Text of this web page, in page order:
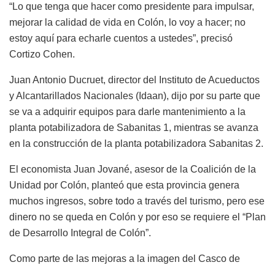
“Lo que tenga que hacer como presidente para impulsar,
mejorar la calidad de vida en Colón, lo voy a hacer; no
estoy aquí para echarle cuentos a ustedes”, precisó
Cortizo Cohen.
Juan Antonio Ducruet, director del Instituto de Acueductos
y Alcantarillados Nacionales (Idaan), dijo por su parte que
se va a adquirir equipos para darle mantenimiento a la
planta potabilizadora de Sabanitas 1, mientras se avanza
en la construcción de la planta potabilizadora Sabanitas 2.
El economista Juan Jované, asesor de la Coalición de la
Unidad por Colón, planteó que esta provincia genera
muchos ingresos, sobre todo a través del turismo, pero ese
dinero no se queda en Colón y por eso se requiere el “Plan
de Desarrollo Integral de Colón”.
Como parte de las mejoras a la imagen del Casco de